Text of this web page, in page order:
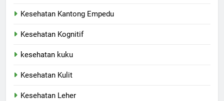
Kesehatan Kantong Empedu
Kesehatan Kognitif
kesehatan kuku
Kesehatan Kulit
Kesehatan Leher